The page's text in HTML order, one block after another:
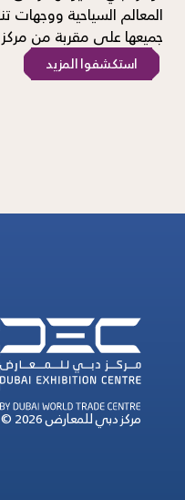
المعالم السياحية ووجهات
جميعها على مقربة من
استكشفوا المزيد
© 2026 مركز دبي للمعارض